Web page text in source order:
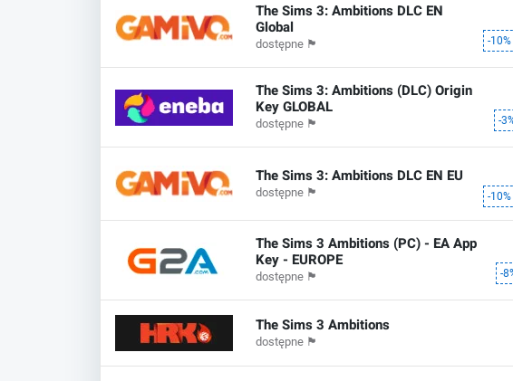
The Sims 3: Ambitions DLC EN
Global
dostępne 🏴 -
The Sims 3: Ambitions (DLC) Origin
Key GLOBAL
dostępne 🏴 -
The Sims 3: Ambitions DLC EN EU
dostępne 🏴 -
The Sims 3 Ambitions (PC) - EA App
Key - EUROPE
dostępne 🏴 -
The Sims 3 Ambitions
dostępne 🏴